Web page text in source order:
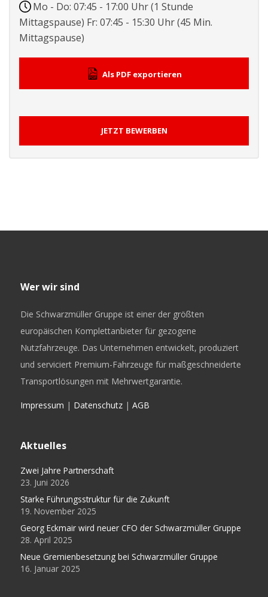
Mo - Do: 07:45 - 17:00 Uhr (1 Stunde
Mittagspause) Fr: 07:45 - 15:30 Uhr (45 Min.
Mittagspause)
Als PDF exportieren
JETZT BEWERBEN
Wer wir sind
Die Schwarzmüller Gruppe ist einer der größten
europäischen Komplettanbieter für gezogene
Nutzfahrzeuge. Das Unternehmen entwickelt, produziert
und serviciert Premium-Fahrzeuge für maßgeschneiderte
Transportlösungen mit Mehrwertgarantie.
Impressum | Datenschutz| AGB
Aktuelles
Zwei Jahre Partnerschaft
23. Juni 2026
Starke Führungsstruktur für die Zukunft
19. November 2025
Georg Eckmair wird neuer CFO der Schwarzmüller Gruppe
28. April 2025
Neue Gremienbesetzung bei Schwarzmüller Gruppe
16. Januar 2025